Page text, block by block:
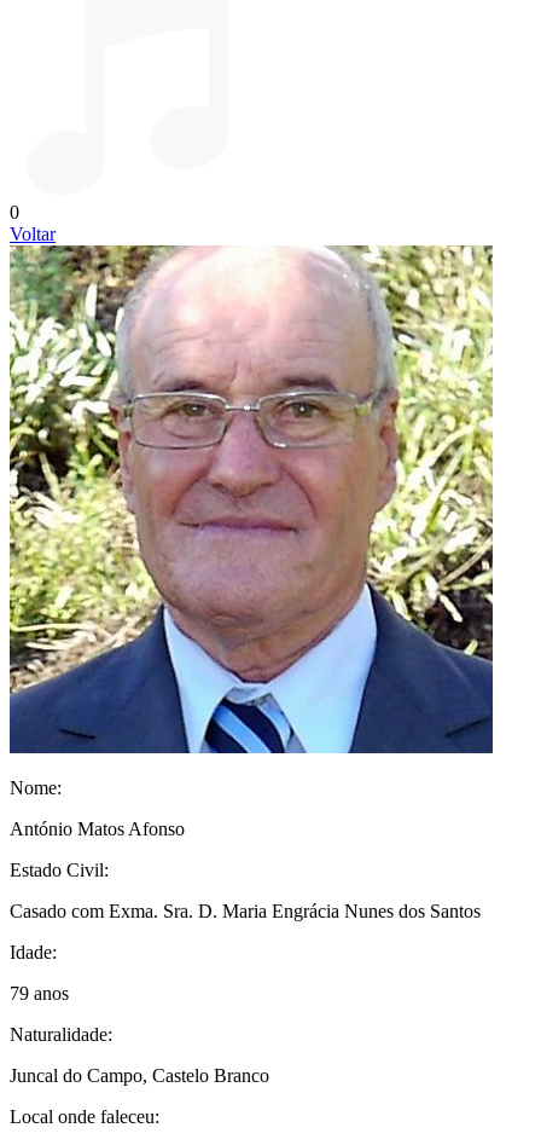
0
Voltar
Nome:
António Matos Afonso
Estado Civil:
Casado com Exma. Sra. D. Maria Engrácia Nunes dos Santos
Idade:
79 anos
Naturalidade:
Juncal do Campo, Castelo Branco
Local onde faleceu: